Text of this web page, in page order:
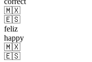
🇲🇽
🇪🇸
feliz
happy
🇲🇽
🇪🇸